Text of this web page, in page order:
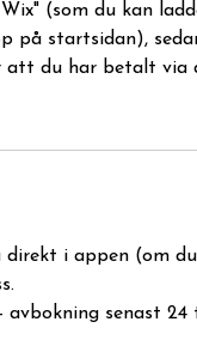
(som du kan
på startsidan),
att du har betalt
direkt i appen (om
avbokning senast